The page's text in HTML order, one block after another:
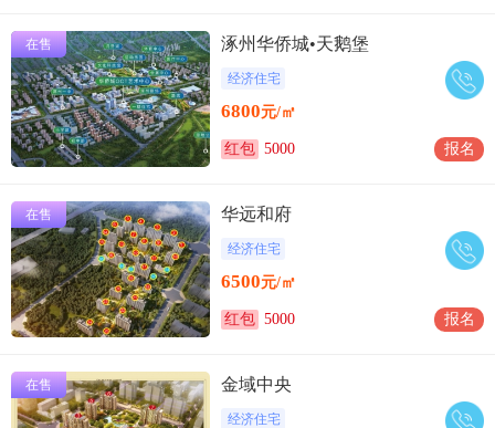
在售 涿州华侨城•天鹅堡
经济住宅
6800元/㎡
红包 5000 报名
在售 华远和府
经济住宅
6500元/㎡
红包 5000 报名
在售 金域中央
经济住宅